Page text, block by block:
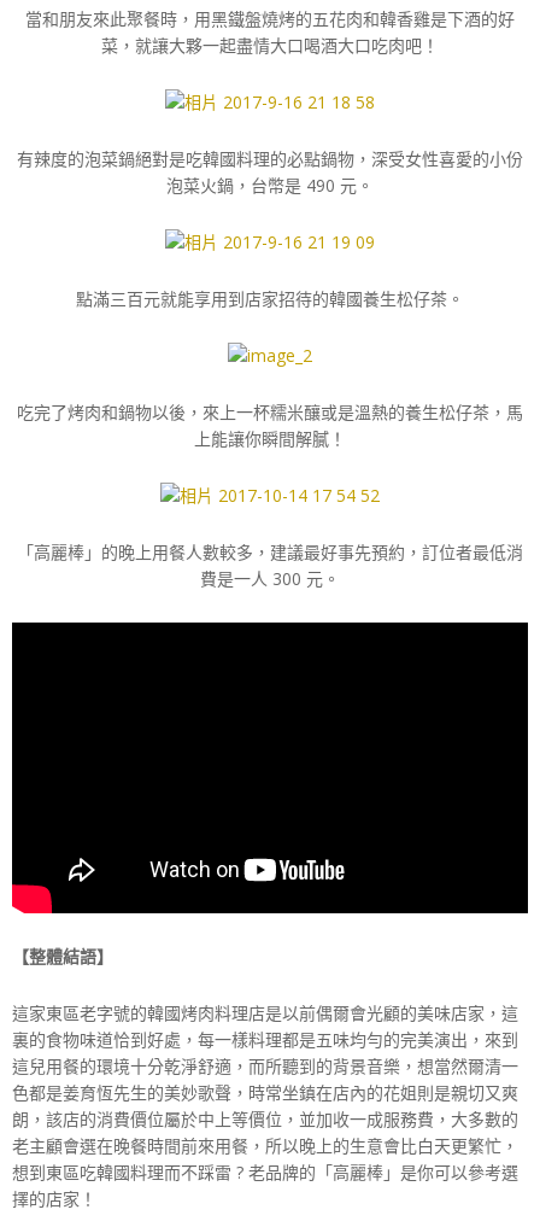
當和朋友來此聚餐時，用黑鐵盤燒烤的五花肉和韓香雞是下酒的好
菜，就讓大夥一起盡情大口喝酒大口吃肉吧！
有辣度的泡菜鍋絕對是吃韓國料理的必點鍋物，深受女性喜愛的小份
泡菜火鍋，台幣是 490 元。
點滿三百元就能享用到店家招待的韓國養生松仔茶。
吃完了烤肉和鍋物以後，來上一杯糯米釀或是溫熱的養生松仔茶，馬
上能讓你瞬間解膩！
「高麗棒」的晚上用餐人數較多，建議最好事先預約，訂位者最低消
費是一人 300 元。
【整體結語】
這家東區老字號的韓國烤肉料理店是以前偶爾會光顧的美味店家，這
裏的食物味道恰到好處，每一樣料理都是五味均勻的完美演出，來到
這兒用餐的環境十分乾淨舒適，而所聽到的背景音樂，想當然爾清一
色都是姜育恆先生的美妙歌聲，時常坐鎮在店內的花姐則是親切又爽
朗，該店的消費價位屬於中上等價位，並加收一成服務費，大多數的
老主顧會選在晚餐時間前來用餐，所以晚上的生意會比白天更繁忙，
想到東區吃韓國料理而不踩雷 ? 老品牌的「高麗棒」是你可以參考選
擇的店家！